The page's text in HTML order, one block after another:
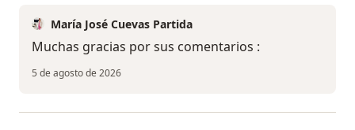
María José Cuevas Partida
Muchas gracias por sus comentarios :
5 de agosto de 2026